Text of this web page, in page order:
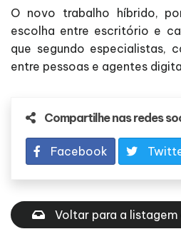
O novo trabalho híbrido,
escolha entre escritório e
que segundo especialistas,
entre pessoas e agentes
Compartilhe nas redes
Facebook
Voltar para a